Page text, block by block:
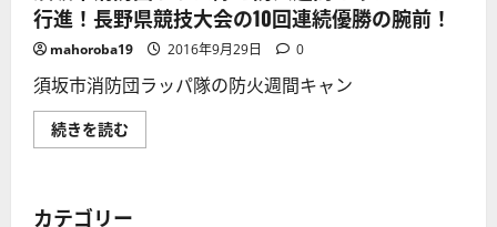
第
3
弾】
に
い
て
さ
に
ナ
ー
レ
「消
団
速
足
進
行進！長野県競技大会の10回連続優勝の腕前！
mahoroba19 2016年9月29日 0
須坂市消防団ラッパ隊の防火週間キャン
続きを読む
坂
ラ
カテゴリー